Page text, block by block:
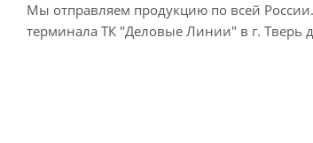
Мы отправляем продукцию по всей
терминала ТК "Деловые Линии" в г. Тверь